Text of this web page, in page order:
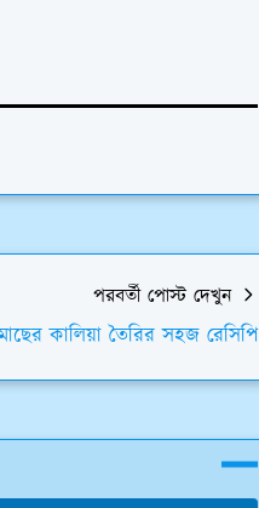
পরবর্তী পোস্ট দেখুন
কালিয়া তৈরির সহজ রেসিপি